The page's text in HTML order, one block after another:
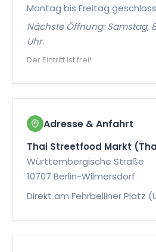
7270
Kokos-Garnelenspieße
gegrillt, mit süßer Chili-Sauce.
Montag bis Freitag
Nächste Öffnung: Samstag,
Uhr.
Der Eintritt ist frei!
Adresse & Anfahrt
Thai Streetfood Markt
Württembergische Straße
10707 Berlin-Wilmersdorf
Direkt am Fehrbelliner Platz